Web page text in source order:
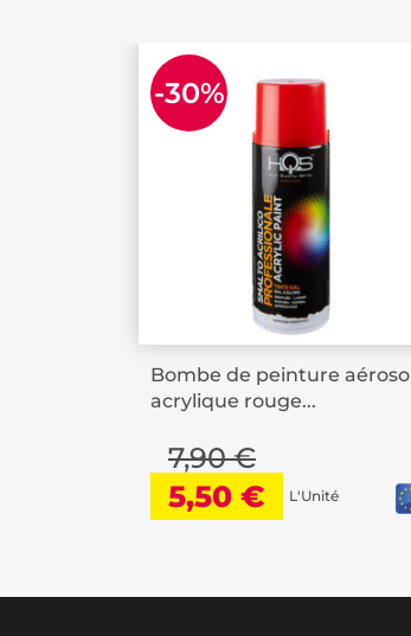
Bombe de peinture aérosol
acrylique rouge...
7,90 €
5,50 € L'Unité
-30%